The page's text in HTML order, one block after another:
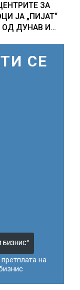
ДЕВЕ БАИР
ЗА
ЈА „ПИЈАТ“
ОД ДУНАВ И
бројот на
СЕ
БИЗНИС“
на